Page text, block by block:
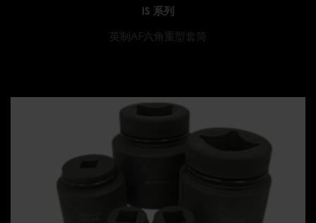
IS 系列
英制AF六角重型套筒